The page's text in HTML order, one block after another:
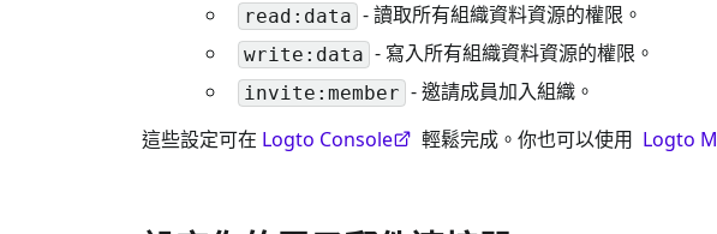
read:data - 讀取所有組織資料資源的權限。
write:data - 寫入所有組織資料資源的權限。
invite:member - 邀請成員加入組織。
這些設定可在 Logto Console 輕鬆完成。你也可以使用 Logto